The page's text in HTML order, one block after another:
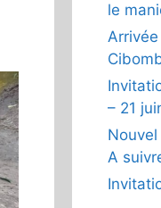
le
– 21
A